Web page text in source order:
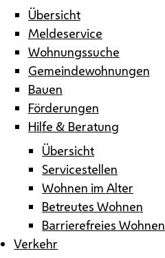
Übersicht
Meldeservice
Wohnungssuche
Gemeindewohnungen
Bauen
Förderungen
Hilfe & Beratung
Übersicht
Servicestellen
Wohnen im Alter
Betreutes Wohnen
Barrierefreies Wohnen
Verkehr